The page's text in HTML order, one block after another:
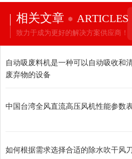
相关文章 ARTICLES
致力于成为更好的解决方案供应商！
自动吸废料机是一种可以自动吸收和
废弃物的设备
中国台湾全风直流高压风机性能参数
如何根据需求选择合适的除水吹干风